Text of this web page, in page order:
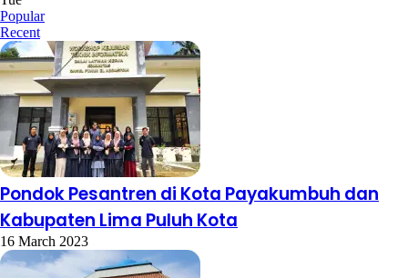
Popular
Recent
Pondok Pesantren di Kota Payakumbuh dan
Kabupaten Lima Puluh Kota
16 March 2023